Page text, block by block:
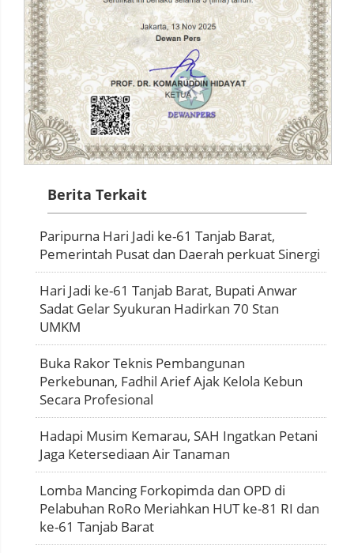
Berita Terkait
Paripurna Hari Jadi ke-61 Tanjab Barat,
Pemerintah Pusat dan Daerah perkuat Sinergi
Hari Jadi ke-61 Tanjab Barat, Bupati Anwar
Sadat Gelar Syukuran Hadirkan 70 Stan
UMKM
Buka Rakor Teknis Pembangunan
Perkebunan, Fadhil Arief Ajak Kelola Kebun
Secara Profesional
Hadapi Musim Kemarau, SAH Ingatkan Petani
Jaga Ketersediaan Air Tanaman
Lomba Mancing Forkopimda dan OPD di
Pelabuhan RoRo Meriahkan HUT ke-81 RI dan
ke-61 Tanjab Barat